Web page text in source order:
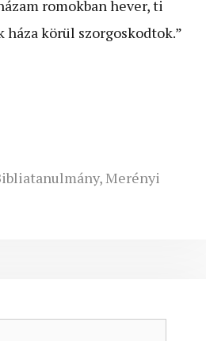
romokban hever, ti
háza körül szorgoskodtok.”
, Merényi